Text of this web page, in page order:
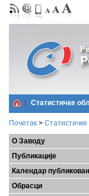
Статистичке
Почетак > Статистичке
О Заводу
Публикације
Календар
Обрасци